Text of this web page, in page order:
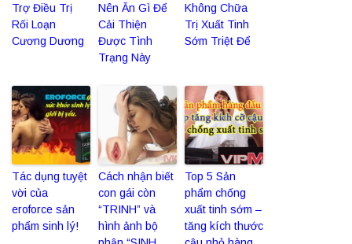
Trợ Điều Trị
Rối Loạn
Cương Dương
Nên Ăn Gì Để
Cải Thiện
Được Tình
Trạng Này
Không Chữa
Trị Xuất Tinh
Sớm Triệt Để
Tác dụng tuyệt
vời của
eroforce sản
phẩm sinh lý!
Cách nhận biết
con gái còn
“TRINH” và
hình ảnh bộ
Top 5 Sản
phẩm chống
xuất tinh sớm –
tăng kích thước